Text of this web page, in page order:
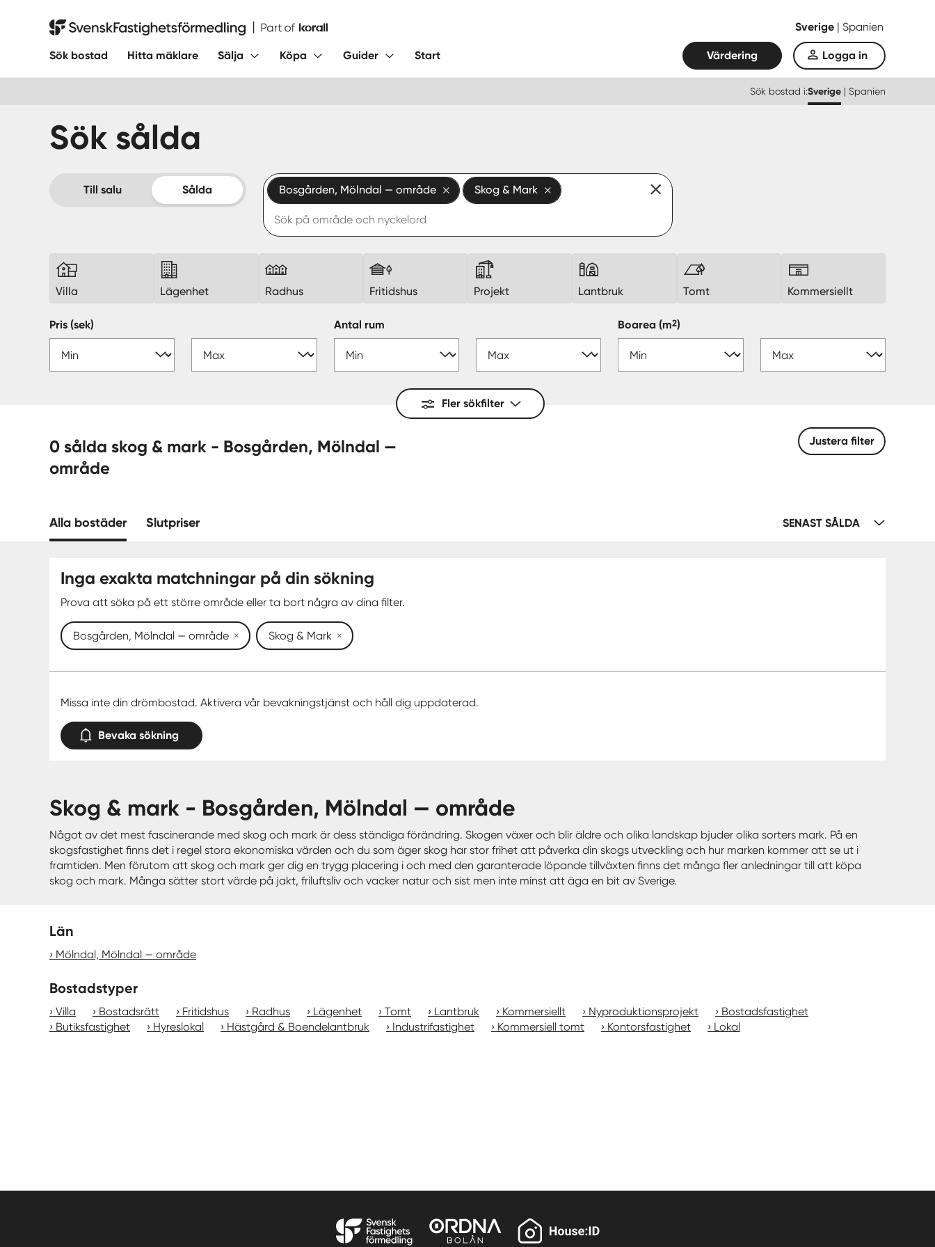
Svensk Fastighetsförmedling Sverige | Spanien
Sök bostad Hitta mäklare Sälja Köpa Guider Start Värdering Logga in
Sök bostad i:Sverige | Spanien
Sök sålda
Till salu Sålda Bosgården, Mölndal — område Skog & Mark
Villa Lägenhet Radhus Fritidshus Projekt Lantbruk Tomt Kommersiellt
Pris (sek) Antal rum Boarea(m2)
Fler sökfilter
0 sålda skog & mark - Bosgården, Mölndal —
område
Justera filter
Alla bostäder Slutpriser SENAST SÅLDA
Inga exakta matchningar på din sökning
Prova att söka på ett större område eller ta bort några av dina filter.
Bosgården, Mölndal — område Skog & Mark
Missa inte din drömbostad. Aktivera vår bevakningstjänst och håll dig uppdaterad.
Bevaka sökning
skog & mark - Bosgården, Mölndal — område
Något av det mest fascinerande med skog och mark är dess ständiga förändring. Skogen växer och blir äldre och olika landskap bjuder olika sorters mark. På en
skogsfastighet finns det i regel stora ekonomiska värden och du som äger skog har stor frihet att påverka din skogs utveckling och hur marken kommer att se ut i
framtiden. Men förutom att skog och mark ger dig en trygg placering i och med den garanterade löpande tillväxten finns det många fler anledningar till att köpa
skog och mark. Många sätter stort värde på jakt, friluftsliv och vacker natur och sist men inte minst att äga en bit av Sverige.
Län
Mölndal, Mölndal — område
Bostadstyper
Villa Bostadsrätt Fritidshus Radhus Lägenhet Tomt Lantbruk Kommersiellt Nyproduktionsprojekt
Bostadsfastighet
Butiksfastighet
Hyreslokal Hästgård & Boendelantbruk Industrifastighet Kommersiell tomt Kontorsfastighet Lokal